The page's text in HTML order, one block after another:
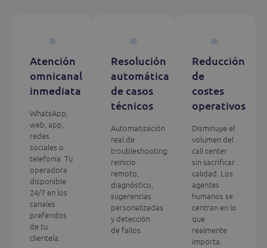
Atención
omnicanal
inmediata
WhatsApp,
web, app,
redes
sociales o
telefonía. Tu
operadora
disponible
24/7 en los
canales
preferidos
de tu
clientela.
Resolución
automática
de casos
técnicos
Automatización
real de
troubleshooting:
reinicio
remoto,
diagnóstico,
sugerencias
personalizadas
y detección
de fallos.
Reducción
de
costes
operativos
Disminuye el
volumen del
call center
sin sacrificar
calidad. Los
agentes
humanos se
centran en lo
que
realmente
importa.